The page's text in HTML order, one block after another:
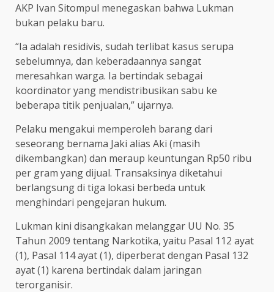
AKP Ivan Sitompul menegaskan bahwa Lukman
bukan pelaku baru.
“Ia adalah residivis, sudah terlibat kasus serupa
sebelumnya, dan keberadaannya sangat
meresahkan warga. Ia bertindak sebagai
koordinator yang mendistribusikan sabu ke
beberapa titik penjualan,” ujarnya.
Pelaku mengakui memperoleh barang dari
seseorang bernama Jaki alias Aki (masih
dikembangkan) dan meraup keuntungan Rp50 ribu
per gram yang dijual. Transaksinya diketahui
berlangsung di tiga lokasi berbeda untuk
menghindari pengejaran hukum.
Lukman kini disangkakan melanggar UU No. 35
Tahun 2009 tentang Narkotika, yaitu Pasal 112 ayat
(1), Pasal 114 ayat (1), diperberat dengan Pasal 132
ayat (1) karena bertindak dalam jaringan
terorganisir.